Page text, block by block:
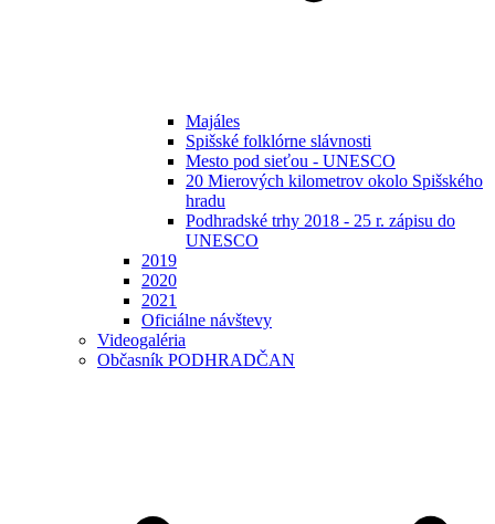
Majáles
Spišské folklórne slávnosti
Mesto pod sieťou - UNESCO
20 Mierových kilometrov okolo Spišského
hradu
Podhradské trhy 2018 - 25 r. zápisu do
UNESCO
2019
2020
2021
Oficiálne návštevy
Videogaléria
Občasník PODHRADČAN